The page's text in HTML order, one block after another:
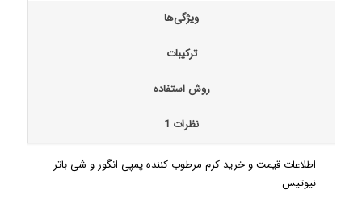
ویژگی‌ها
ترکیبات
روش استفاده
نظرات 1
اطلاعات قیمت و خرید کرم مرطوب کننده پمپی انگور و شی باتر
نیوتیس